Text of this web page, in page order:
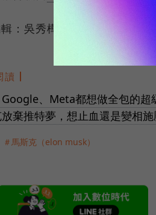
：吳秀樺
讀
、Meta都想做全包的超
棄推特夢，想止血還是變相
＃馬斯克（elon musk）